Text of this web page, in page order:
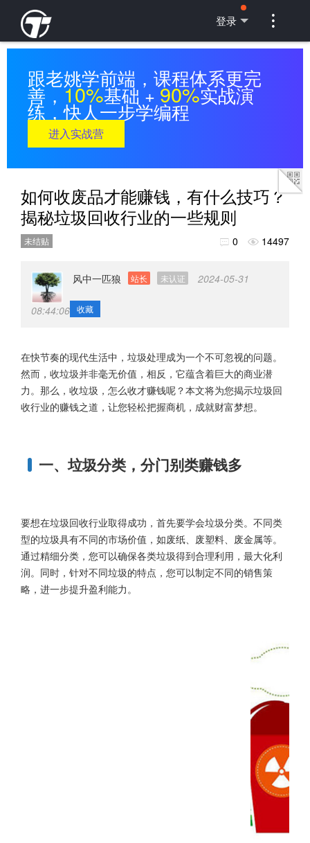
登录 
跟老姚学前端，课程体系更完
善，10%基础 +90%实战演
练，快人一步学编程
进入实战营
如何收废品才能赚钱，有什么技巧？
揭秘垃圾回收行业的一些规则
未结贴  0  14497
风中一匹狼 站长 未认证 2024-05-31
08:44:06 收藏
在快节奏的现代生活中，垃圾处理成为一个不可忽视的问题。
然而，收垃圾并非毫无价值，相反，它蕴含着巨大的商业潜
力。那么，收垃圾，怎么收才赚钱呢？本文将为您揭示垃圾回
收行业的赚钱之道，让您轻松把握商机，成就财富梦想。
一、垃圾分类，分门别类赚钱多
要想在垃圾回收行业取得成功，首先要学会垃圾分类。不同类
型的垃圾具有不同的市场价值，如废纸、废塑料、废金属等。
通过精细分类，您可以确保各类垃圾得到合理利用，最大化利
润。同时，针对不同垃圾的特点，您可以制定不同的销售策
略，进一步提升盈利能力。